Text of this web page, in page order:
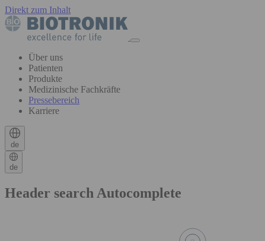
Direkt zum Inhalt
Über uns
Patienten
Produkte
Medizinische Fachkräfte
Pressebereich
Karriere
de
de
Header search Autocomplete